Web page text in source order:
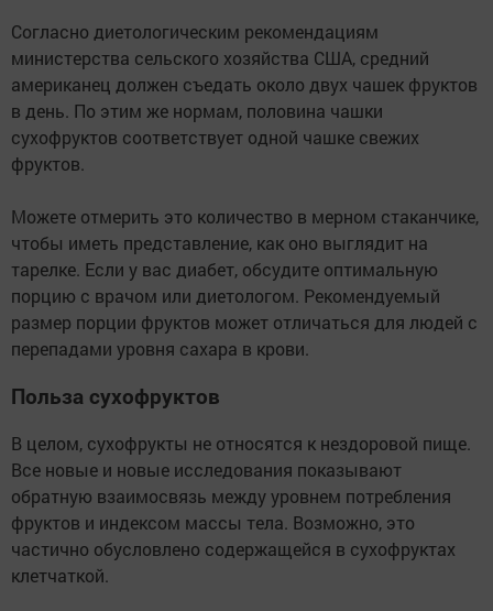
Согласно диетологическим рекомендациям
министерства сельского хозяйства США, средний
американец должен съедать около двух чашек фруктов
в день. По этим же нормам, половина чашки
сухофруктов соответствует одной чашке свежих
фруктов.
Можете отмерить это количество в мерном стаканчике,
чтобы иметь представление, как оно выглядит на
тарелке. Если у вас диабет, обсудите оптимальную
порцию с врачом или диетологом. Рекомендуемый
размер порции фруктов может отличаться для людей с
перепадами уровня сахара в крови.
Польза сухофруктов
В целом, сухофрукты не относятся к нездоровой пище.
Все новые и новые исследования показывают
обратную взаимосвязь между уровнем потребления
фруктов и индексом массы тела. Возможно, это
частично обусловлено содержащейся в сухофруктах
клетчаткой.